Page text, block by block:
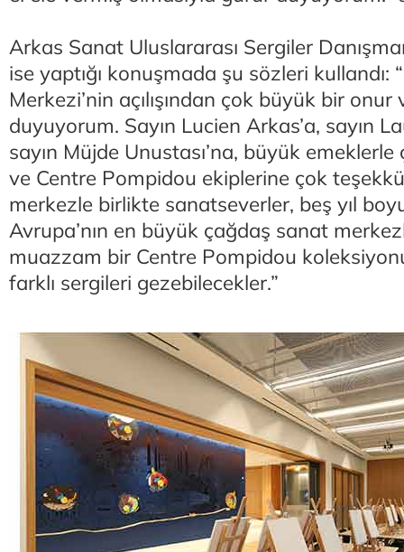
Arkas Sanat Uluslararası Sergiler
ise yaptığı konuşmada şu sözleri kullandı:
Merkezi’nin açılışından çok büyük bir onur
duyuyorum. Sayın Lucien Arkas’a, sayın
sayın Müjde Unustası’na, büyük
ve Centre Pompidou ekiplerine çok
merkezle birlikte sanatseverler, beş yıl
Avrupa’nın en büyük çağdaş sanat
muazzam bir Centre Pompidou
farklı sergileri gezebilecekler.”